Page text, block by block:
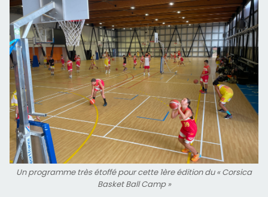
Un programme très étoffé pour cette 1ère édition du « Corsica
Basket Ball Camp »